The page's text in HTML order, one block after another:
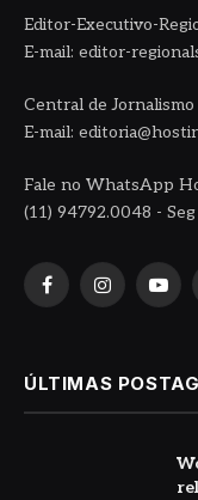
Editor-Executivo-
E-mail: editor-
Central de Jornalismo
E-mail:
Fale no WhatsApp
(11) 94792.0048 -
FacebookInstagram
ÚLTIMAS